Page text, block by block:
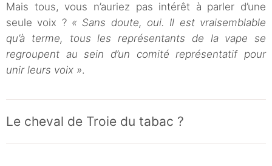
Mais tous, vous n’auriez pas intérêt à parler d’une
seule voix ? « Sans doute, oui. Il est vraisemblable
qu’à terme, tous les représentants de la vape se
regroupent au sein d’un comité représentatif pour
unir leurs voix ».
Le cheval de Troie du tabac ?